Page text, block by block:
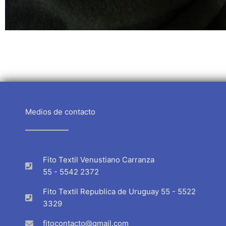
Medios de contacto
Fito Textil Venustiano Carranza
55 - 5542 2372
Fito Textil Republica de Uruguay 55 - 5522
3329
fitocontacto@gmail.com